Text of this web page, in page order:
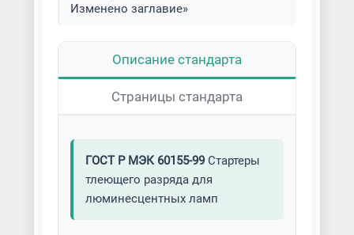
Изменено заглавие»
Описание стандарта
Страницы стандарта
ГОСТ Р МЭК 60155-99Стартеры
тлеющего разряда для
люминесцентных ламп